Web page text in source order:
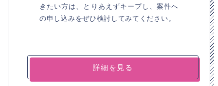
きたい方は、とりあえずキープし、案件へ
の申し込みをぜひ検討してみてください。
詳細を見る